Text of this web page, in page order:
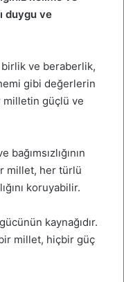
duygu ve
ve beraberlik,
gibi değerlerin
milletin güçlü ve
millet, her türlü
koruyabilir.
kaynağıdır.
millet, hiçbir güç